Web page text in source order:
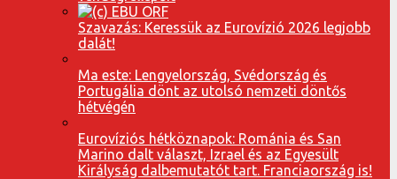
Szavazás: Keressük az Eurovízió 2026 legjobb
dalát!
Ma este: Lengyelország, Svédország és
Portugália dönt az utolsó nemzeti döntős
hétvégén
Eurovíziós hétköznapok: Románia és San
Marino dalt választ, Izrael és az Egyesült
Királyság dalbemutatót tart. Franciaország is!